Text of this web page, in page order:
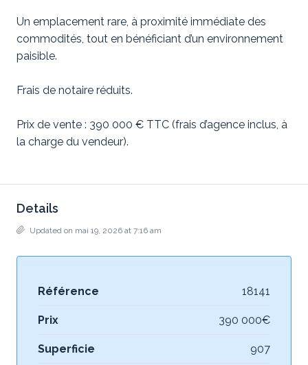
Un emplacement rare, à proximité immédiate des
commodités, tout en bénéficiant d’un environnement
paisible.
Frais de notaire réduits.
Prix de vente : 390 000 € TTC (frais d’agence inclus, à
la charge du vendeur).
Details
Updated on mai 19, 2026 at 7:16 am
Référence 18141
Prix 390 000€
Superficie 907